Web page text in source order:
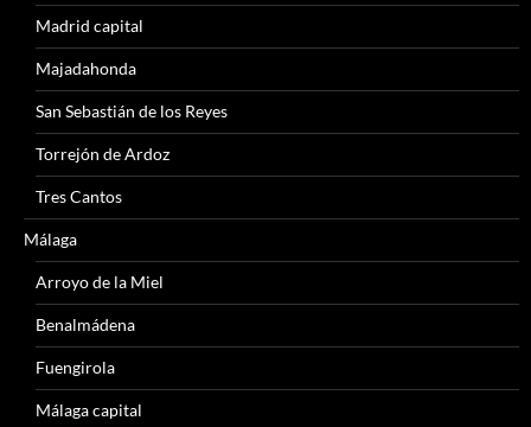
Madrid capital
Majadahonda
San Sebastián de los Reyes
Torrejón de Ardoz
Tres Cantos
Málaga
Arroyo de la Miel
Benalmádena
Fuengirola
Málaga capital